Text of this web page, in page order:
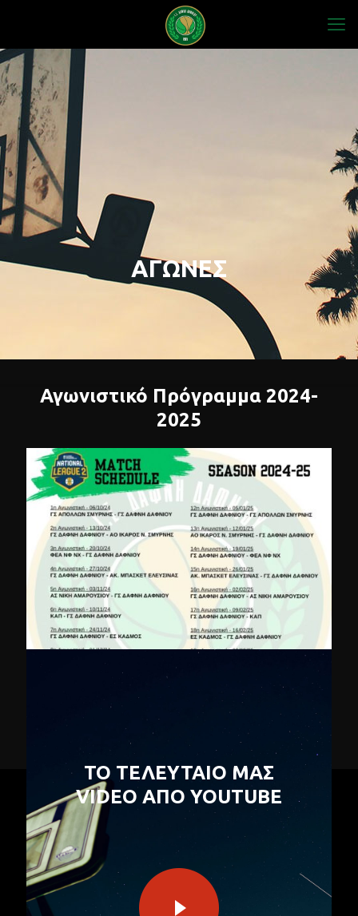
ΑΓΩΝΕΣ
Αγωνιστικό Πρόγραμμα 2024-
2025
ΤΟ ΤΕΛΕΥΤΑΙΟ ΜΑΣ
VIDEO ΑΠΟ YOUTUBE